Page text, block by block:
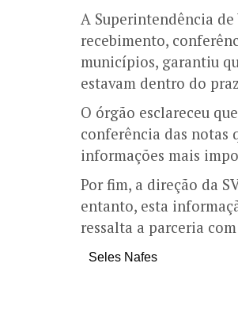
A Superintendência
recebimento,
municípios, garantiu
estavam dentro do
O órgão esclareceu
conferência das notas
informações mais
Por fim, a direção da
entanto, esta
ressalta a parceria
Seles Nafes